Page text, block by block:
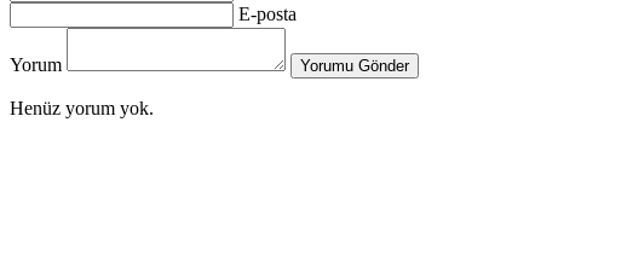
E-posta
Yorum Yorumu Gönder
Henüz yorum yok.